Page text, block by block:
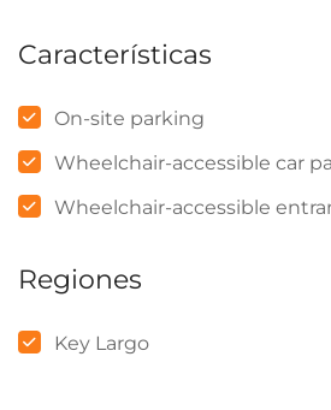
Características
On-site parking
Wheelchair-accessible car
Wheelchair-accessible
Regiones
Key Largo